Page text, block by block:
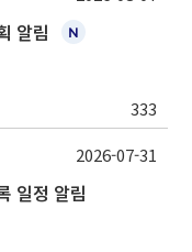
알림
333
일정 알림
2026-07-31